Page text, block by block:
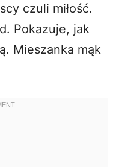
czuli miłość.
Pokazuje, jak
Mieszanka mąk